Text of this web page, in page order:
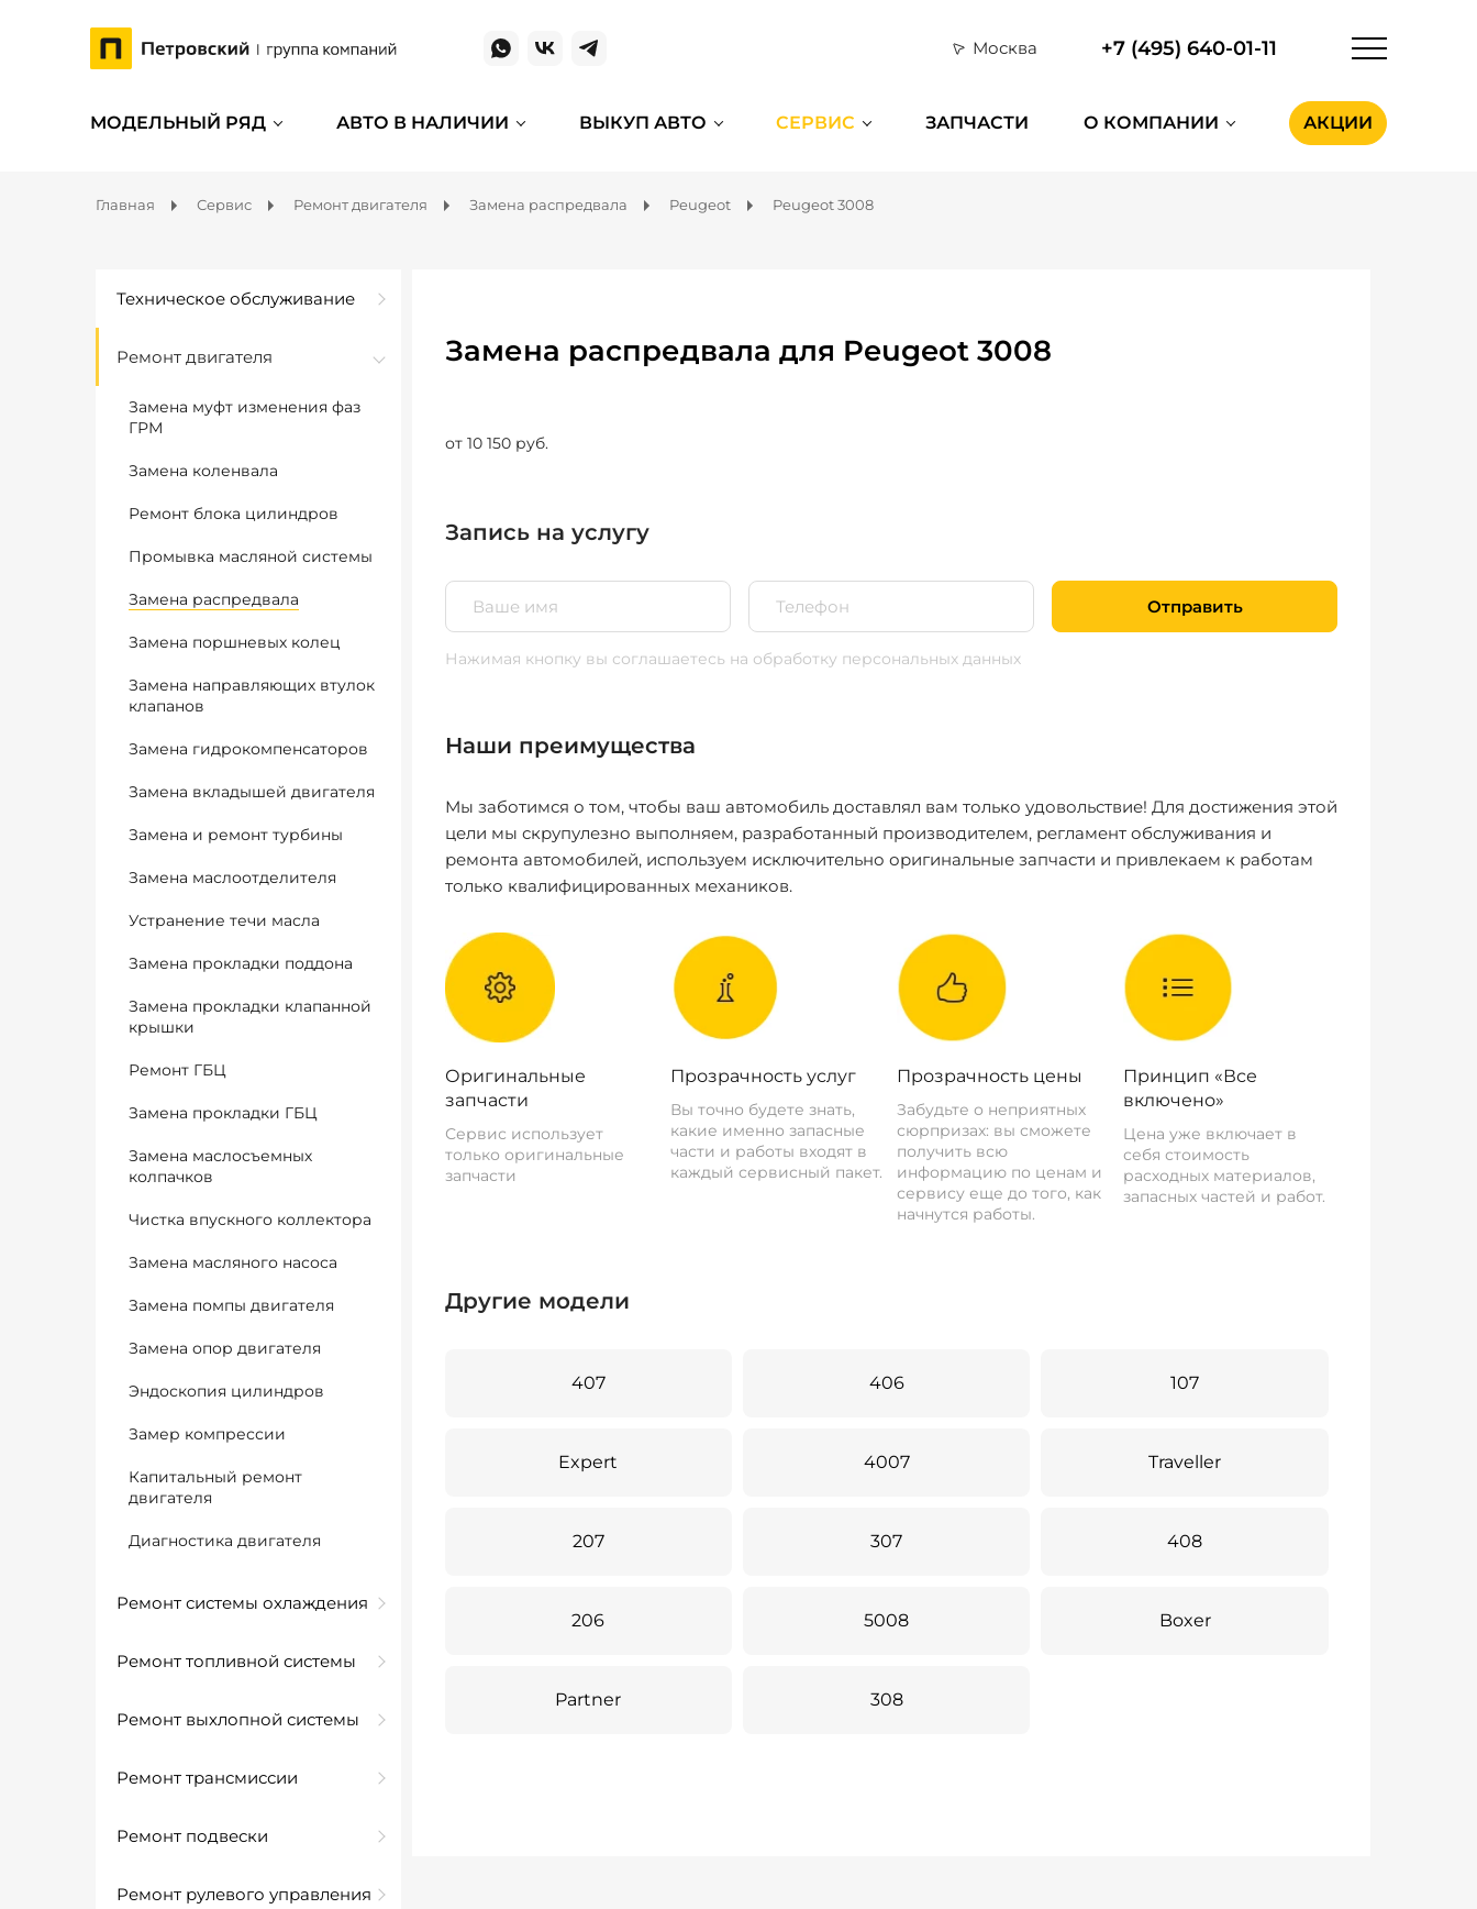
Москва +7 (495) 640-01-11
МОДЕЛЬНЫЙ РЯД АВТО В НАЛИЧИИ ВЫКУП АВТО СЕРВИС ЗАПЧАСТИ О КОМПАНИИ АКЦИИ
Главная Сервис Ремонт двигателя Замена распредвала Peugeot Peugeot 3008
Техническое обслуживание
Ремонт двигателя
Замена муфт изменения фаз
ГРМ
Замена коленвала
Ремонт блока цилиндров
Промывка масляной системы
Замена распредвала
Замена поршневых колец
Замена направляющих втулок
клапанов
Замена гидрокомпенсаторов
Замена вкладышей двигателя
Замена и ремонт турбины
Замена маслоотделителя
Устранение течи масла
Замена прокладки поддона
Замена прокладки клапанной
крышки
Ремонт ГБЦ
Замена прокладки ГБЦ
Замена маслосъемных
колпачков
Чистка впускного коллектора
Замена масляного насоса
Замена помпы двигателя
Замена опор двигателя
Эндоскопия цилиндров
Замер компрессии
Капитальный ремонт
двигателя
Диагностика двигателя
Ремонт системы охлаждения
Ремонт топливной системы
Ремонт выхлопной системы
Ремонт трансмиссии
Ремонт подвески
Ремонт рулевого управления
Замена распредвала для Peugeot 3008
от 10 150 руб.
Запись на услугу
Отправить
Нажимая кнопку вы соглашаетесь на обработку персональных данных
Наши преимущества
Мы заботимся о том, чтобы ваш автомобиль доставлял вам только удовольствие! Для достижения этой
цели мы скрупулезно выполняем, разработанный производителем, регламент обслуживания и
ремонта автомобилей, используем исключительно оригинальные запчасти и привлекаем к работам
только квалифицированных механиков.
Оригинальные
запчасти
Сервис использует
только оригинальные
запчасти
Прозрачность услуг
Вы точно будете знать,
какие именно запасные
части и работы входят в
каждый сервисный пакет.
Прозрачность цены
Забудьте о неприятных
сюрпризах: вы сможете
получить всю
информацию по ценам и
сервису еще до того, как
начнутся работы.
Принцип «Все
включено»
Цена уже включает в
себя стоимость
расходных материалов,
запасных частей и работ.
Другие модели
407 406 107
Expert 4007 Traveller
207 307 408
206 5008 Boxer
Partner 308